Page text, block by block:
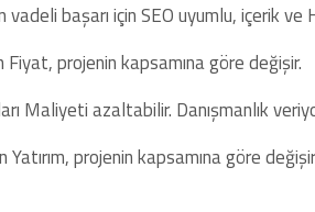
başarı için SEO uyumlu, içerik ve
projenin kapsamına göre değişir.
Maliyeti azaltabilir. Danışmanlık
projenin kapsamına göre